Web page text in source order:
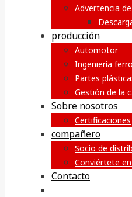
Advertencia
producción
Automotor
Ingeniería
Partes
Gestión de la
Sobre nosotros
Certificaciones
compañero
Socio de
Conviértete
Contacto